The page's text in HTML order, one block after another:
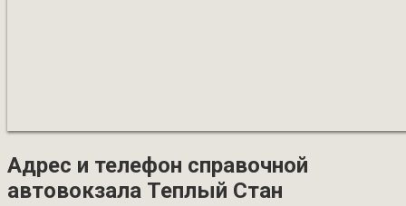
Адрес и телефон справочной
автовокзала Теплый Стан